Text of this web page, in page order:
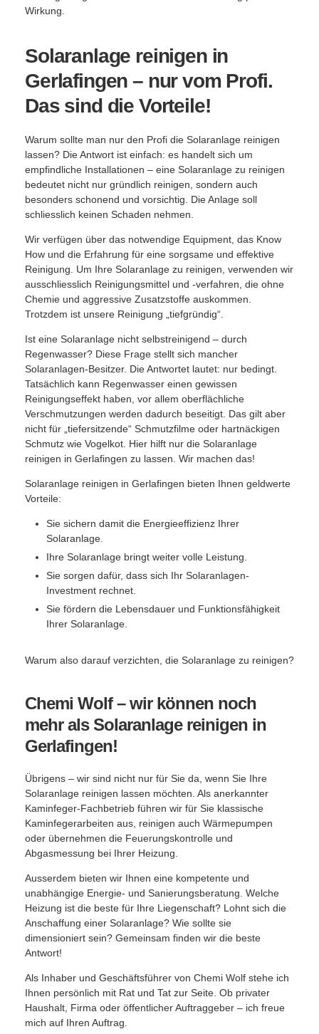
Wirkung.
Solaranlage reinigen in
Gerlafingen – nur vom Profi.
Das sind die Vorteile!
Warum sollte man nur den Profi die Solaranlage reinigen
lassen? Die Antwort ist einfach: es handelt sich um
empfindliche Installationen – eine Solaranlage zu reinigen
bedeutet nicht nur gründlich reinigen, sondern auch
besonders schonend und vorsichtig. Die Anlage soll
schliesslich keinen Schaden nehmen.
Wir verfügen über das notwendige Equipment, das Know
How und die Erfahrung für eine sorgsame und effektive
Reinigung. Um Ihre Solaranlage zu reinigen, verwenden wir
ausschliesslich Reinigungsmittel und -verfahren, die ohne
Chemie und aggressive Zusatzstoffe auskommen.
Trotzdem ist unsere Reinigung „tiefgründig“.
Ist eine Solaranlage nicht selbstreinigend – durch
Regenwasser? Diese Frage stellt sich mancher
Solaranlagen-Besitzer. Die Antwortet lautet: nur bedingt.
Tatsächlich kann Regenwasser einen gewissen
Reinigungseffekt haben, vor allem oberflächliche
Verschmutzungen werden dadurch beseitigt. Das gilt aber
nicht für „tiefersitzende“ Schmutzfilme oder hartnäckigen
Schmutz wie Vogelkot. Hier hilft nur die Solaranlage
reinigen in Gerlafingen zu lassen. Wir machen das!
Solaranlage reinigen in Gerlafingen bieten Ihnen geldwerte
Vorteile:
Sie sichern damit die Energieeffizienz Ihrer
Solaranlage.
Ihre Solaranlage bringt weiter volle Leistung.
Sie sorgen dafür, dass sich Ihr Solaranlagen-
Investment rechnet.
Sie fördern die Lebensdauer und Funktionsfähigkeit
Ihrer Solaranlage.
Warum also darauf verzichten, die Solaranlage zu reinigen?
Chemi Wolf – wir können noch
mehr als Solaranlage reinigen in
Gerlafingen!
Übrigens – wir sind nicht nur für Sie da, wenn Sie Ihre
Solaranlage reinigen lassen möchten. Als anerkannter
Kaminfeger-Fachbetrieb führen wir für Sie klassische
Kaminfegerarbeiten aus, reinigen auch Wärmepumpen
oder übernehmen die Feuerungskontrolle und
Abgasmessung bei Ihrer Heizung.
Ausserdem bieten wir Ihnen eine kompetente und
unabhängige Energie- und Sanierungsberatung. Welche
Heizung ist die beste für Ihre Liegenschaft? Lohnt sich die
Anschaffung einer Solaranlage? Wie sollte sie
dimensioniert sein? Gemeinsam finden wir die beste
Antwort!
Als Inhaber und Geschäftsführer von Chemi Wolf stehe ich
Ihnen persönlich mit Rat und Tat zur Seite. Ob privater
Haushalt, Firma oder öffentlicher Auftraggeber – ich freue
mich auf Ihren Auftrag.